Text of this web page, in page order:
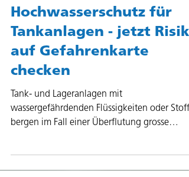
Hochwasserschutz für
Tankanlagen - jetzt
checken
Tank- und Lageranlagen mit
bergen im Fall einer Überflutung grosse
Gefahren für Mensch,...